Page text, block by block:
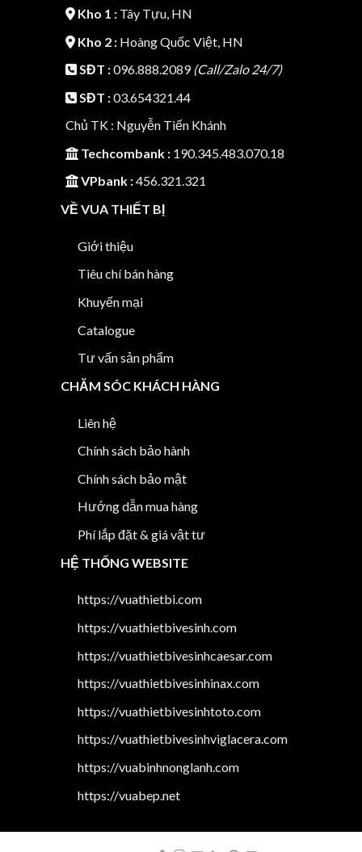
Kho 1 :Tây Tựu, HN
Kho 2 :Hoàng Quốc Việt, HN
SĐT :096.888.2089 (Call/Zalo 24/7)
SĐT :03.654321.44
Chủ TK : Nguyễn Tiến Khánh
Techcombank :190.345.483.070.18
VPbank :456.321.321
VỀ VUA THIẾT BỊ
Giới thiệu
Tiêu chí bán hàng
Khuyến mại
Catalogue
Tư vấn sản phẩm
CHĂM SÓC KHÁCH HÀNG
Liên hệ
Chính sách bảo hành
Chính sách bảo mật
Hướng dẫn mua hàng
Phí lắp đặt & giá vật tư
HỆ THỐNG WEBSITE
https://vuathietbi.com
https://vuathietbivesinh.com
https://vuathietbivesinhcaesar.com
https://vuathietbivesinhinax.com
https://vuathietbivesinhtoto.com
https://vuathietbivesinhviglacera.com
https://vuabinhnonglanh.com
https://vuabep.net